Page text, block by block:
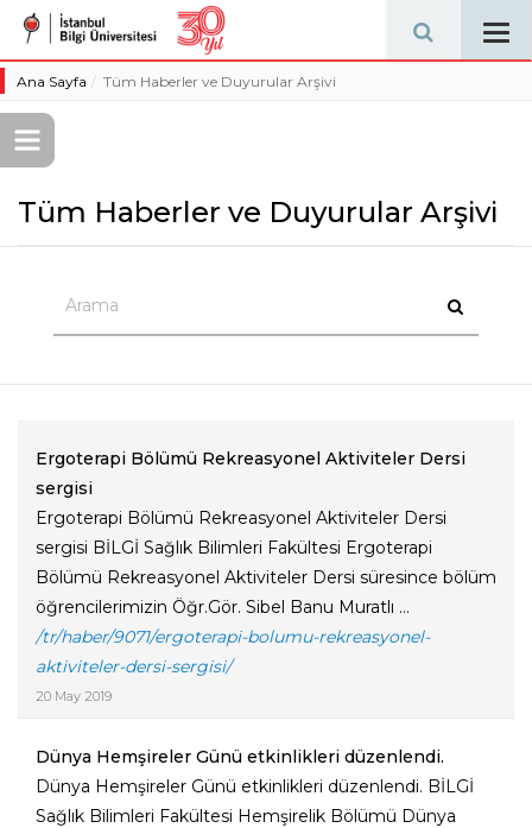
Ana Sayfa Tüm Haberler ve Duyurular Arşivi
Tüm Haberler ve Duyurular Arşivi
Ergoterapi Bölümü Rekreasyonel Aktiviteler Dersi
sergisi
Ergoterapi Bölümü Rekreasyonel Aktiviteler Dersi
sergisi BİLGİ Sağlık Bilimleri Fakültesi Ergoterapi
Bölümü Rekreasyonel Aktiviteler Dersi süresince bölüm
öğrencilerimizin Öğr.Gör. Sibel Banu Muratlı ...
/tr/haber/9071/ergoterapi-bolumu-rekreasyonel-
aktiviteler-dersi-sergisi/
20 May 2019
Dünya Hemşireler Günü etkinlikleri düzenlendi.
Dünya Hemşireler Günü etkinlikleri düzenlendi. BİLGİ
Sağlık Bilimleri Fakültesi Hemşirelik Bölümü Dünya